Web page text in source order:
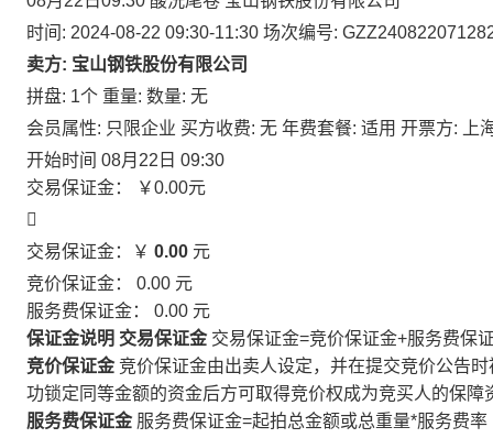
时间: 2024-08-22 09:30-11:30 场次编号:
卖方: 宝山钢铁股份有限公司
拼盘: 1个 重量: 数量: 无
会员属性: 只限企业 买方收费: 无 年费套餐: 适用 开票方: 上
开始时间 08月22日 09:30
交易保证金：
￥0.00元

交易保证金：￥ 0.00 元
竞价保证金： 0.00 元
服务费保证金： 0.00 元
保证金说明 交易保证金 交易保证金=竞价保证金+服务费保
竞价保证金 竞价保证金由出卖人设定，并在提交竞价公告
功锁定同等金额的资金后方可取得竞价权成为竞买人的保障
服务费保证金 服务费保证金=起拍总金额或总重量*服务费率